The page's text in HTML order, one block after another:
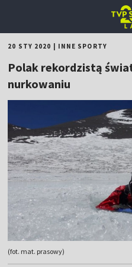
20 STY 2020 INNE SPORTY
Polak rekordzistą
nurkowaniu
(fot. mat. prasowy)